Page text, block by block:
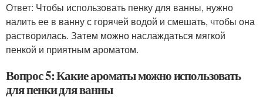
Ответ: Чтобы использовать пенку для ванны, нужно
налить ее в ванну с горячей водой и смешать, чтобы она
растворилась. Затем можно наслаждаться мягкой
пенкой и приятным ароматом.
Вопрос 5: Какие ароматы можно использовать
для пенки для ванны